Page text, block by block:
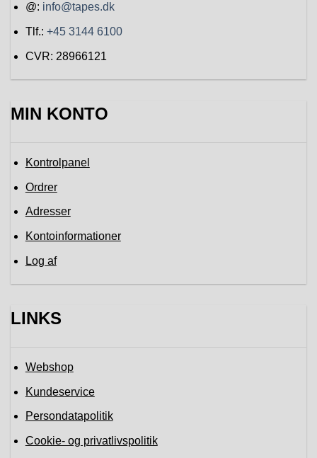
@: info@tapes.dk
Tlf.: +45 3144 6100
CVR: 28966121
MIN KONTO
Kontrolpanel
Ordrer
Adresser
Kontoinformationer
Log af
LINKS
Webshop
Kundeservice
Persondatapolitik
Cookie- og privatlivspolitik